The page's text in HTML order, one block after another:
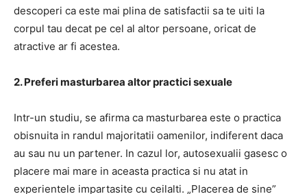
descoperi ca este mai plina de satisfactii sa te uiti la
corpul tau decat pe cel al altor persoane, oricat de
atractive ar fi acestea.
2. Preferi masturbarea altor practici sexuale
Intr-un studiu, se afirma ca masturbarea este o practica
obisnuita in randul majoritatii oamenilor, indiferent daca
au sau nu un partener. In cazul lor, autosexualii gasesc o
placere mai mare in aceasta practica si nu atat in ​​
experientele impartasite cu ceilalti. „Placerea de sine”